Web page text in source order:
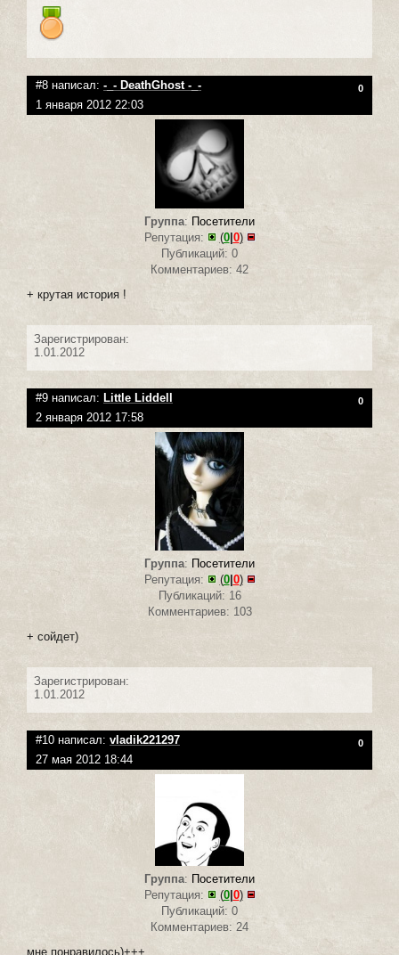
#8 написал: -_- DeathGhost -_- 0
1 января 2012 22:03
Группа: Посетители
Репутация:
(0| 0)
Публикаций: 0
Комментариев: 42
+ крутая история !
Зарегистрирован:
1.01.2012
#9 написал: Little Liddell 0
2 января 2012 17:58
Группа: Посетители
Репутация:
(0| 0)
Публикаций: 16
Комментариев: 103
+ сойдет)
Зарегистрирован:
1.01.2012
#10 написал: vladik221297 0
27 мая 2012 18:44
Группа: Посетители
Репутация:
(0|0)
Публикаций: 0
Комментариев: 24
мне понравилось)+++